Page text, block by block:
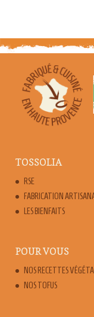
TOSSOLIA
RSE
FABRICATION
LES BIENFAITS
POUR VOUS
NOS RECETTES
NOS TOFUS